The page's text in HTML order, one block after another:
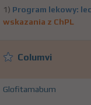
1) Program lekowy:
wskazania z ChPL
Columvi
Glofitamabum